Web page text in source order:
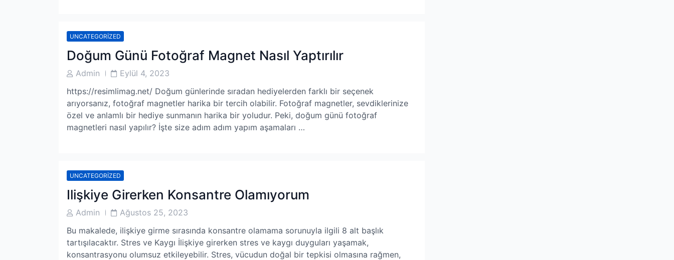
UNCATEGORIZED
Doğum Günü Fotoğraf Magnet Nasıl Yaptırılır
PostAdmin
PostEylül 4, 2023
https://resimlimag.net/ Doğum günlerinde sıradan hediyelerden farklı bir seçenek
arıyorsanız, fotoğraf magnetler harika bir tercih olabilir. Fotoğraf magnetler, sevdiklerinize
özel ve anlamlı bir hediye sunmanın harika bir yoludur. Peki, doğum günü fotoğraf
magnetleri nasıl yapılır? İşte size adım adım yapım aşamaları …
UNCATEGORIZED
Ilişkiye Girerken Konsantre Olamıyorum
PostAdmin
PostAğustos 25, 2023
Bu makalede, ilişkiye girme sırasında konsantre olamama sorunuyla ilgili 8 alt başlık
tartışılacaktır. Stres ve Kaygı İlişkiye girerken stres ve kaygı duyguları yaşamak,
konsantrasyonu olumsuz etkileyebilir. Stres, vücudun doğal bir tepkisi olmasına rağmen,